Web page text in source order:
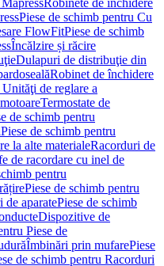
Robinete de închidere
Piese de schimb pentru Cu
FlowFitPiese de schimb
Încălzire și răcire
Dulapuri de distribuţie din
Robinet de închidere
de reglare a
Termostate de
de schimb pentru
Piese de schimb pentru
la alte materialeRacorduri de
de racordare cu inel de
pentru
Piese de schimb pentru
de aparatePiese de schimb
Dispozitive de
Piese de
Îmbinări prin mufarePiese
de schimb pentru Racorduri